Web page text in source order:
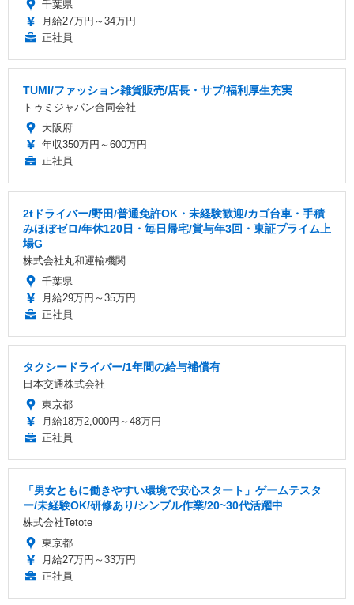
千葉県
月給27万円～34万円
正社員
TUMI/ファッション雑貨販売/店長・サブ/福利厚生充実
トゥミジャパン合同会社
大阪府
年収350万円～600万円
正社員
2tドライバー/野田/普通免許OK・未経験歓迎/カゴ台車・手積
みほぼゼロ/年休120日・毎日帰宅/賞与年3回・東証プライム上
場G
株式会社丸和運輸機関
千葉県
月給29万円～35万円
正社員
タクシードライバー/1年間の給与補償有
日本交通株式会社
東京都
月給18万2,000円～48万円
正社員
「男女ともに働きやすい環境で安心スタート」ゲームテスタ
ー/未経験OK/研修あり/シンプル作業/20~30代活躍中
株式会社Tetote
東京都
月給27万円～33万円
正社員